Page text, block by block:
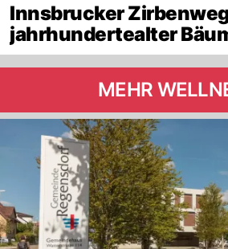
Innsbrucker
jahrhundertealter
MEHR